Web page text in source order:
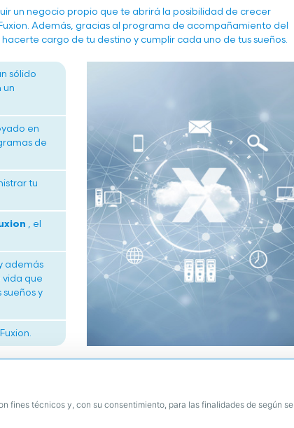
un negocio propio que te abrirá la posibilidad de crecer
Además, gracias al programa de acompañamiento del
cargo de tu destino y cumplir cada uno de tus sueños.
sólido
un
en
de
tu
, el
además
vida que
y
fines técnicos y, con su consentimiento, para las finalidades de según se